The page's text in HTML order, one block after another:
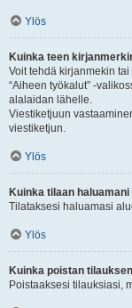
Ylös
Kuinka teen
Voit tehdä kirjanmekin
“Aiheen työkalut” -
alalaidan lähelle.
Viestiketjuun
viestiketjun.
Ylös
Kuinka tilaan haluamani
Tilataksesi haluamasi
Ylös
Kuinka poistan
Poistaaksesi tilauksiasi,